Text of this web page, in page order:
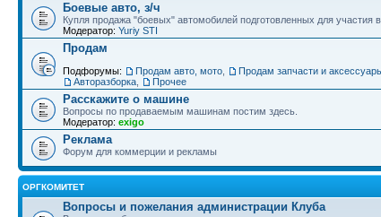
Боевые авто, з/ч
Купля продажа "боевых" автомобилей подготовленных для участия
Модератор: Yuriy STI
Продам
Подфорумы: Продам авто, мото Продам запчасти и
Авторазборка
Прочее
Расскажите о машине
Вопросы по продаваемым машинам постим здесь.
Модератор: exigo
Реклама
Форум для коммерции и рекламы
ОРГКОМИТЕТ
Вопросы и пожелания администрации Клуба